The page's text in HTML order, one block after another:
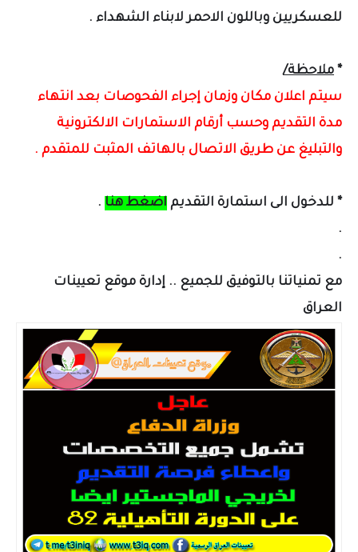
للعسكريين وباللون الاحمر لابناء الشهداء .
* ملاحظة/
سيتم اعلان مكان وزمان إجراء الفحوصات بعد انتهاء
مدة التقديم وحسب أرقام الاستمارات الالكترونية
والتبليغ عن طريق الاتصال بالهاتف المثبت للمتقدم .
* للدخول الى استمارة التقديم اضغط هنا .
.
.
مع تمنياتنا بالتوفيق للجميع .. إدارة موقع تعيينات
العراق